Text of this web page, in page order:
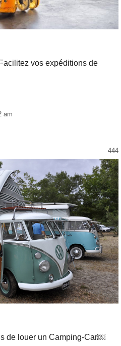
vos expéditions de
am
444
de louer un Camping-Car￼